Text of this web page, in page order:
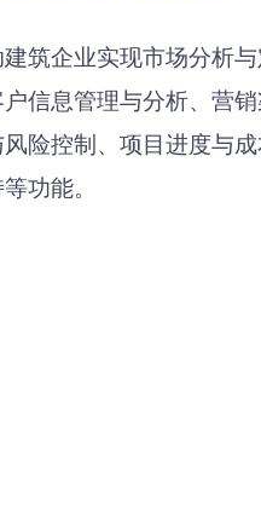
筑企业实现市场分析
信息管理与分析、营
险控制、项目进度与
功能。